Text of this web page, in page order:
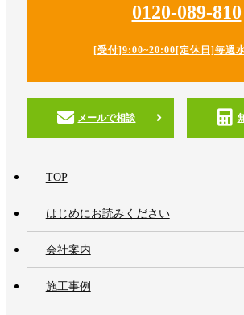
0120-089-810
[受付]9:00~20:00[定休日]毎週
メールで相談
TOP
はじめにお読みください
会社案内
施工事例